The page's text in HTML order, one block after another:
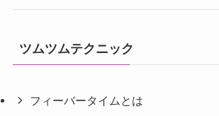
ツムツムテクニック
フィーバータイムとは